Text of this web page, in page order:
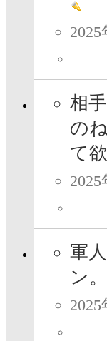
2025
相
の
て
2025
軍
ン。
2025